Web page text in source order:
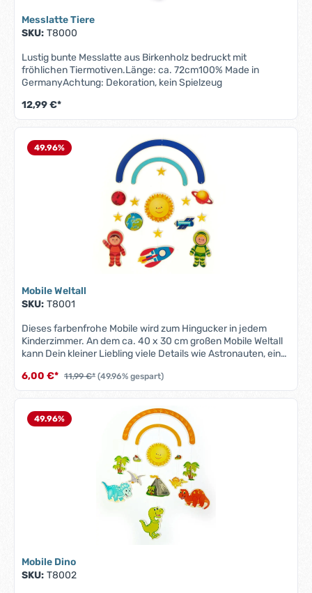
Messlatte Tiere
SKU: T8000
Lustig bunte Messlatte aus Birkenholz bedruckt mit
fröhlichen Tiermotiven.Länge: ca. 72cm100% Made in
GermanyAchtung: Dekoration, kein Spielzeug
12,99 €*
49.96%
Mobile Weltall
SKU: T8001
Dieses farbenfrohe Mobile wird zum Hingucker in jedem
Kinderzimmer. An dem ca. 40 x 30 cm großen Mobile Weltall
kann Dein kleiner Liebling viele Details wie Astronauten, eine
sanften Bewegungen beruhigend auf das Baby und trainiert
gleichzeitig das dreidimensionale Sehen.100% Made in
6,00 €* 11,99 €* (49.96% gespart)
49.96%
Mobile Dino
SKU: T8002